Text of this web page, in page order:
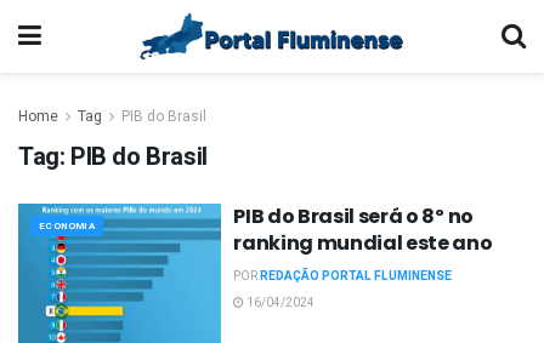
Home Tag PIB do Brasil
Tag: PIB do Brasil
ECONOMIA
PIB do Brasil será o 8º no
ranking mundial este ano
PORREDAÇÃO PORTAL FLUMINENSE
16/04/2024